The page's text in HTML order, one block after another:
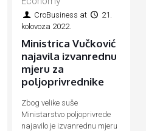
CroBusiness at
21.
kolovoza 2022.
Ministrica Vučković
najavila izvanrednu
mjeru za
poljoprivrednike
Zbog velike suše
Ministarstvo poljoprivrede
najavilo je izvanrednu mjeru